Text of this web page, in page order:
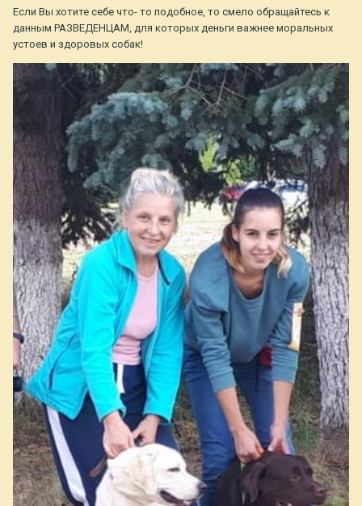
Если Вы хотите себе что- то подобное, то смело обращайтесь к
данным РАЗВЕДЕНЦАМ, для которых деньги важнее моральных
устоев и здоровых собак!